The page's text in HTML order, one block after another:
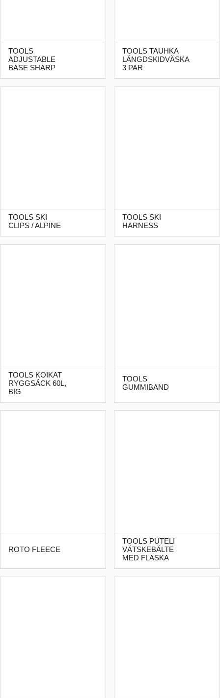
TOOLS
ADJUSTABLE
BASE SHARP
TOOLS TAUHKA
LÄNGDSKIDVÄSKA
3 PAR
TOOLS SKI
CLIPS / ALPINE
TOOLS SKI
HARNESS
TOOLS KOIKAT
RYGGSÄCK 60L,
BIG
TOOLS
GUMMIBAND
ROTO FLEECE
TOOLS PUTELI
VÄTSKEBÄLTE
MED FLASKA